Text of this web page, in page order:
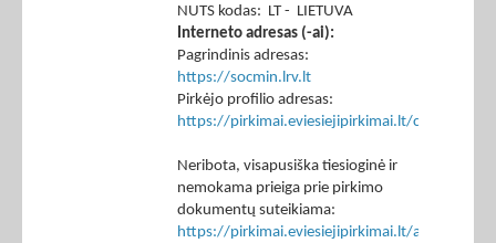
NUTS kodas: LT - LIETUVA
Interneto adresas (-ai):
Pagrindinis adresas:
https://socmin.lrv.lt
Pirkėjo profilio adresas:
https://pirkimai.eviesiejipirkimai.lt/ctm/
Neribota, visapusiška tiesioginė ir
nemokama prieiga prie pirkimo
dokumentų suteikiama:
https://pirkimai.eviesiejipirkimai.lt/app/rfq/